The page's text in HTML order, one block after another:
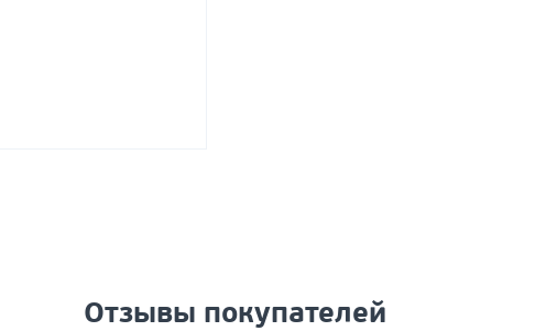
Отзывы покупателей